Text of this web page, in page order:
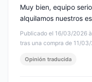
Publicado el 16/03/2026
tras una compra de 11/
Muy bien, equipo
alquilamos nuestros
Opinión traducida